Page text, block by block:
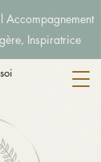
Accompagnement
Inspiratrice